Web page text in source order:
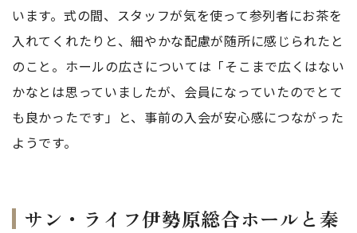
います。式の間、スタッフが気を使って参列者にお茶を
入れてくれたりと、細やかな配慮が随所に感じられたと
のこと。ホールの広さについては「そこまで広くはない
かなとは思っていましたが、会員になっていたのでとて
も良かったです」と、事前の入会が安心感につながった
ようです。
サン・ライフ伊勢原総合ホールと秦